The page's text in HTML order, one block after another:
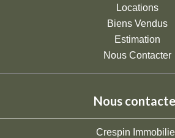
Locations
Biens Vendus
Estimation
Nous Contacter
Nous
Crespin